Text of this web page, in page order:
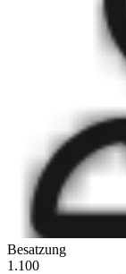
Besatzung
1.100